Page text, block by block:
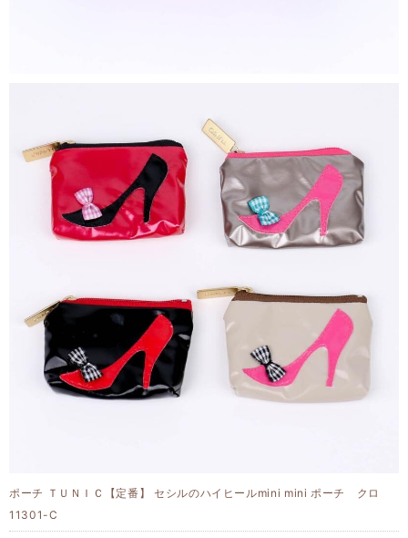
ポーチ ＴＵＮＩＣ【定番】 セシルのハイヒールmini mini ポーチ クロ
11301-C